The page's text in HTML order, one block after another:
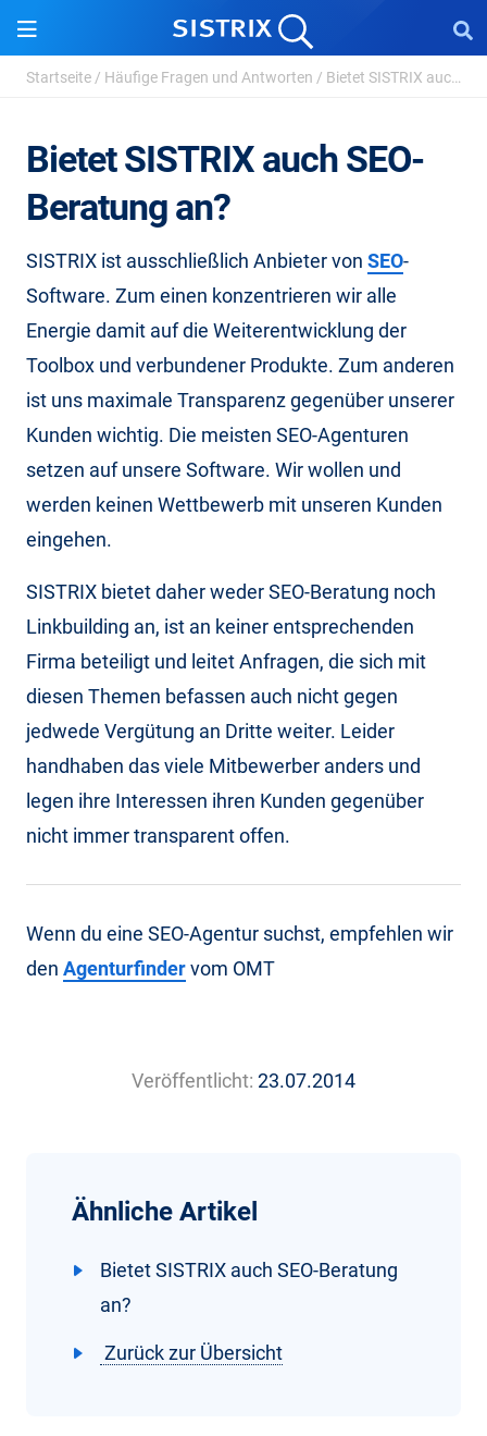
Startseite / Häufige Fragen und Antworten / Bietet SISTRIX auch SEO-Beratung an?
Bietet SISTRIX auch SEO-
Beratung an?
SISTRIX ist ausschließlich Anbieter von SEO-
Software. Zum einen konzentrieren wir alle
Energie damit auf die Weiterentwicklung der
Toolbox und verbundener Produkte. Zum anderen
ist uns maximale Transparenz gegenüber unserer
Kunden wichtig. Die meisten SEO-Agenturen
setzen auf unsere Software. Wir wollen und
werden keinen Wettbewerb mit unseren Kunden
eingehen.
SISTRIX bietet daher weder SEO-Beratung noch
Linkbuilding an, ist an keiner entsprechenden
Firma beteiligt und leitet Anfragen, die sich mit
diesen Themen befassen auch nicht gegen
jedwede Vergütung an Dritte weiter. Leider
handhaben das viele Mitbewerber anders und
legen ihre Interessen ihren Kunden gegenüber
nicht immer transparent offen.
Wenn du eine SEO-Agentur suchst, empfehlen wir
den Agenturfindervom OMT
Veröffentlicht: 23.07.2014
Ähnliche Artikel
Bietet SISTRIX auch SEO-Beratung
an?
Zurück zur Übersicht